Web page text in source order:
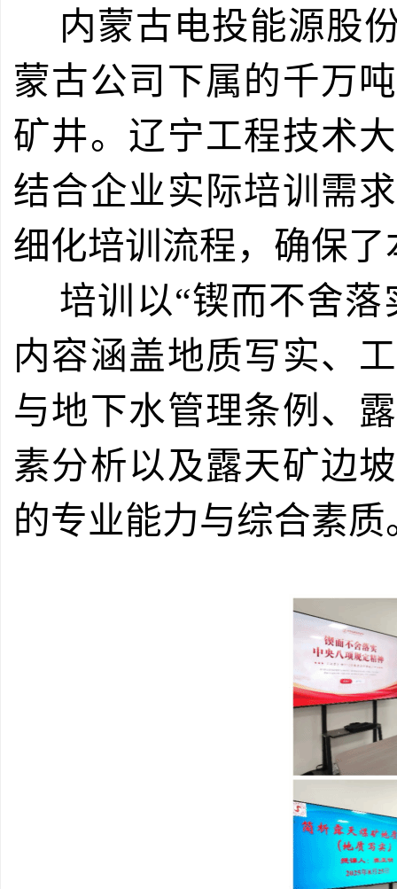
内蒙古电投能源股
蒙古公司下属的千万
矿井。辽宁工程技术
结合企业实际培训需
细化培训流程，确保
培训以“锲而不舍
内容涵盖地质写实、
与地下水管理条例、
素分析以及露天矿边
的专业能力与综合素质